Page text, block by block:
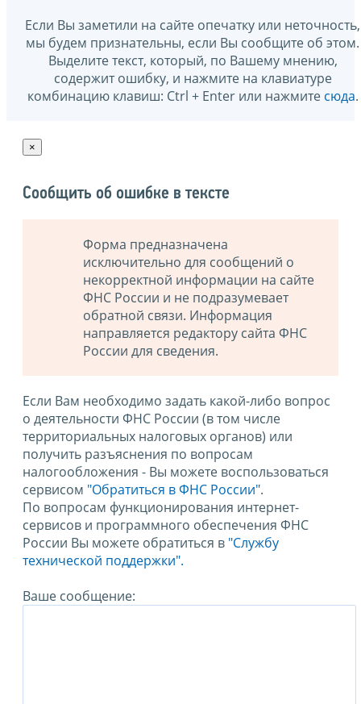
Если Вы заметили на сайте опечатку или неточность,
мы будем признательны, если Вы сообщите об этом.
Выделите текст, который, по Вашему мнению,
содержит ошибку, и нажмите на клавиатуре
комбинацию клавиш: Ctrl + Enter или нажмите сюда.
×
Сообщить об ошибке в тексте
Форма предназначена
исключительно для сообщений о
некорректной информации на сайте
ФНС России и не подразумевает
обратной связи. Информация
направляется редактору сайта ФНС
России для сведения.
Если Вам необходимо задать какой-либо вопрос
о деятельности ФНС России (в том числе
территориальных налоговых органов) или
получить разъяснения по вопросам
налогообложения - Вы можете воспользоваться
сервисом "Обратиться в ФНС России".
По вопросам функционирования интернет-
сервисов и программного обеспечения ФНС
России Вы можете обратиться в "Службу
технической поддержки".
Ваше сообщение: